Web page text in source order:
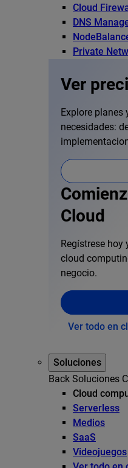
Cloud
DNS
Private
Ver
Explore planes
necesidades:
Cloud
Regístrese
cloud
negocio.
Ver todo en
Soluciones
Back Soluciones
Cloud
Serverless
Medios
SaaS
Videojuegos